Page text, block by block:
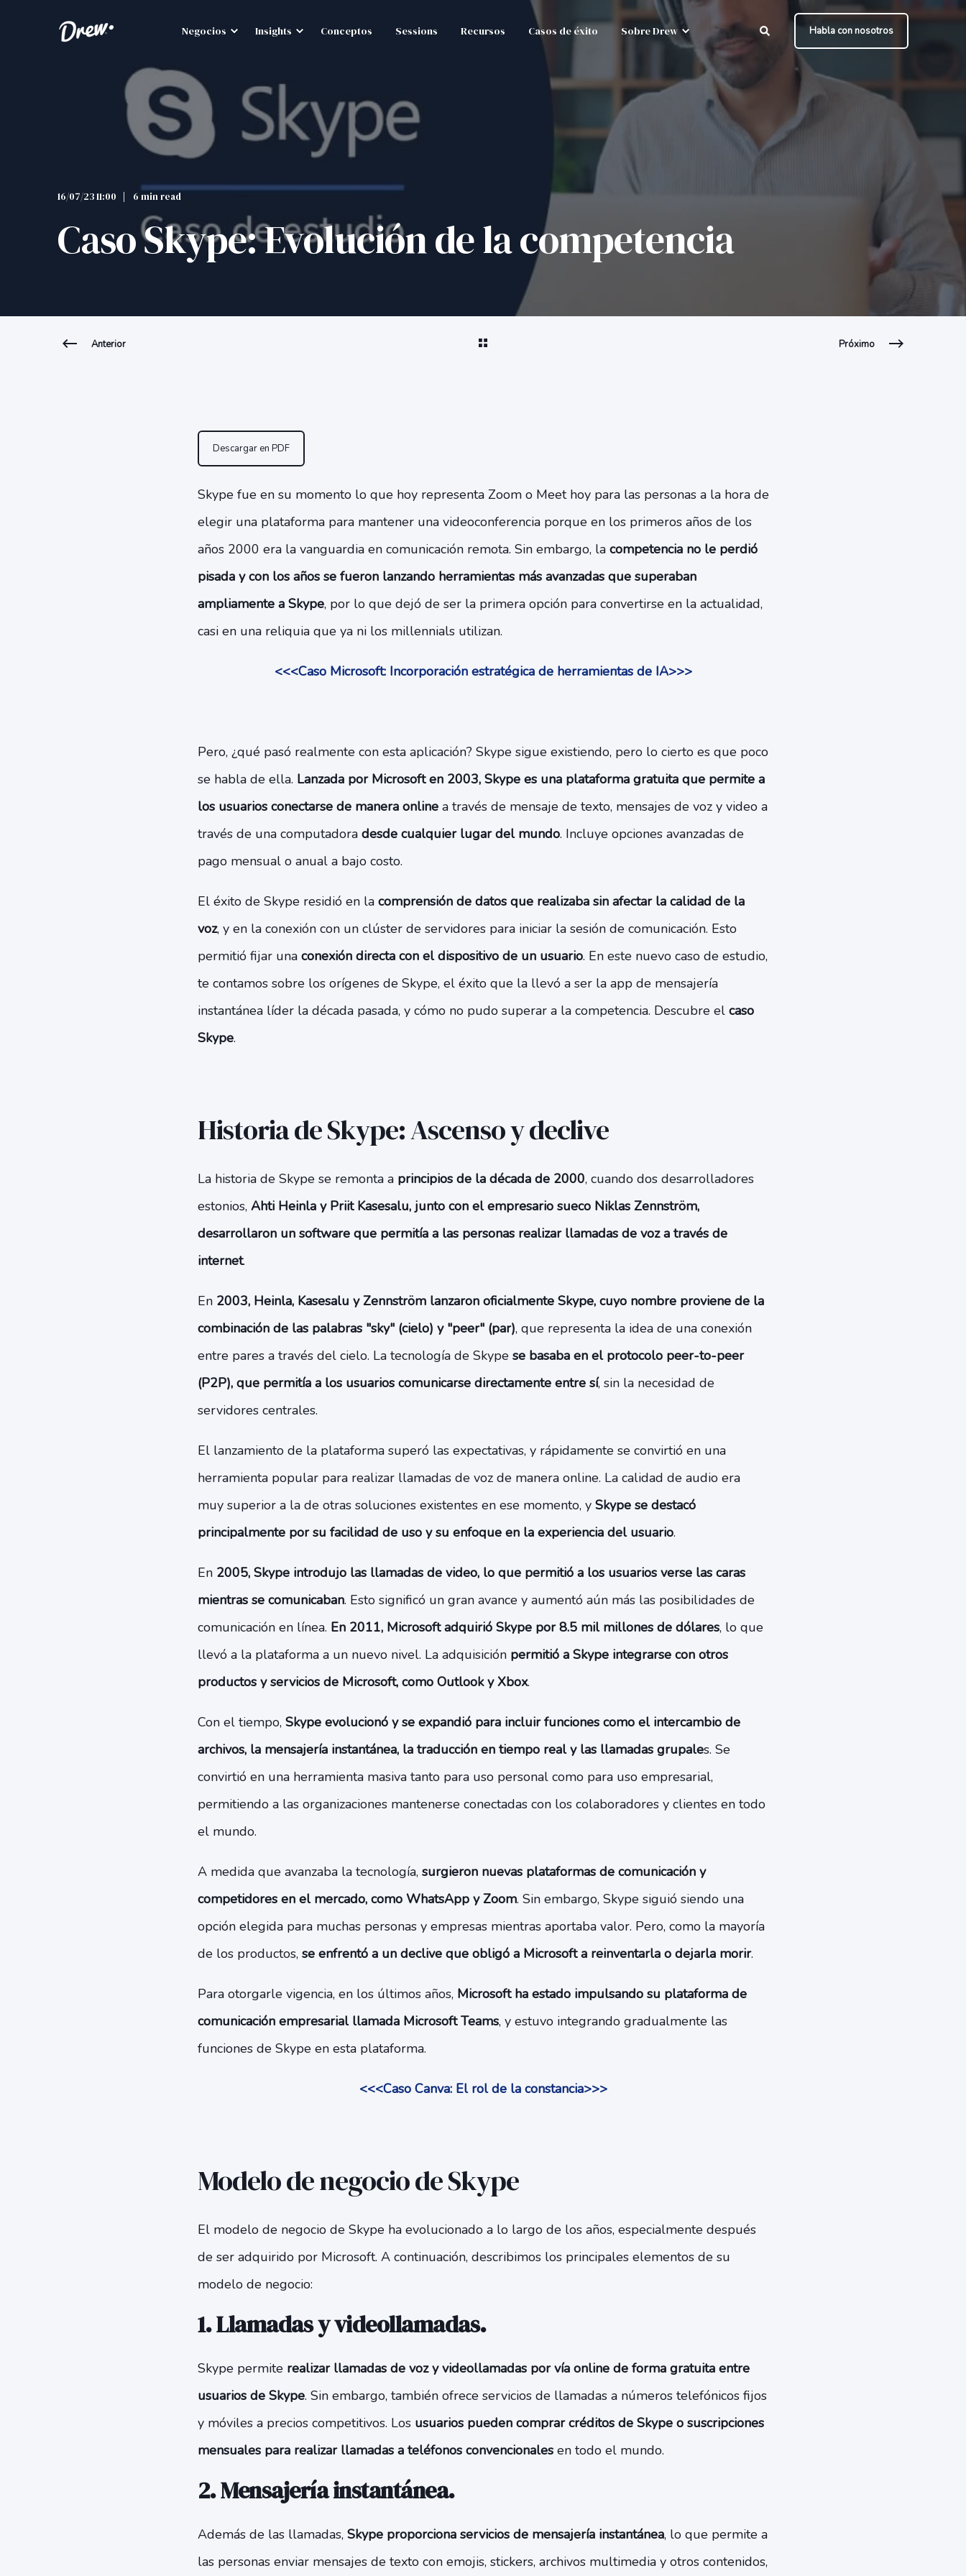
Negocios Insights Conceptos Sessions Recursos Casos de éxito Sobre Drew Habla con nosotros
16/07/23 11:00 6 min read
Caso Skype: Evolución de la competencia
Anterior Próximo
Descargar en PDF
Skype fue en su momento lo que hoy representa Zoom o Meet hoy para las personas a la hora de
elegir una plataforma para mantener una videoconferencia porque en los primeros años de los
años 2000 era la vanguardia en comunicación remota. Sin embargo, la competencia no le perdió
pisada y con los años se fueron lanzando herramientas más avanzadas que superaban
ampliamente a Skype, por lo que dejó de ser la primera opción para convertirse en la actualidad,
casi en una reliquia que ya ni los millennials utilizan.
<<<Caso Microsoft: Incorporación estratégica de herramientas de IA>>>
Pero, ¿qué pasó realmente con esta aplicación? Skype sigue existiendo, pero lo cierto es que poco
se habla de ella. Lanzada por Microsoft en 2003, Skype es una plataforma gratuita que permite a
los usuarios conectarse de manera online a través de mensaje de texto, mensajes de voz y video a
través de una computadora desde cualquier lugar del mundo. Incluye opciones avanzadas de
pago mensual o anual a bajo costo.
El éxito de Skype residió en la comprensión de datos que realizaba sin afectar la calidad de la
voz, y en la conexión con un clúster de servidores para iniciar la sesión de comunicación. Esto
permitió fijar unaconexión directa con el dispositivo de un usuario. En este nuevo caso de estudio,
te contamos sobre los orígenes de Skype, el éxito que la llevó a ser la app de mensajería
instantánea líder la década pasada, y cómo no pudo superar a la competencia. Descubre el caso
Skype.
Historia de Skype: Ascenso y declive
La historia de Skype se remonta aprincipios de la década de 2000, cuando dos desarrolladores
estonios,Ahti Heinla y Priit Kasesalu, junto con el empresario sueco Niklas Zennström,
desarrollaron un software que permitía a las personas realizar llamadas de voz a través de
internet.
En 2003, Heinla, Kasesalu y Zennström lanzaron oficialmente Skype, cuyo nombre proviene de la
combinación de las palabras "sky" (cielo) y "peer" (par), que representa la idea de una conexión
entre pares a través del cielo. La tecnología de Skype se basaba en el protocolo peer-to-peer
(P2P), que permitía a los usuarios comunicarse directamente entre sí, sin la necesidad de
servidores centrales.
El lanzamiento de la plataforma superó las expectativas, y rápidamente se convirtió en una
herramienta popular para realizar llamadas de voz de manera online. La calidad de audio era
muy superior a la de otras soluciones existentes en ese momento, ySkype se destacó
principalmente por su facilidad de uso y su enfoque en la experiencia del usuario.
En 2005, Skype introdujo las llamadas de video, lo que permitió a los usuarios verse las caras
mientras se comunicaban. Esto significó un gran avance y aumentó aún más las posibilidades de
comunicación en línea. En 2011, Microsoft adquirió Skype por 8.5 mil millones de dólares, lo que
llevó a la plataforma a un nuevo nivel. La adquisición permitió a Skype integrarse con otros
productos y servicios de Microsoft, como Outlook y Xbox.
Con el tiempo, Skype evolucionó y se expandió para incluir funciones como el intercambio de
archivos, la mensajería instantánea, la traducción en tiempo real y las llamadas grupales. Se
convirtió en una herramienta masiva tanto para uso personal como para uso empresarial,
permitiendo a las organizaciones mantenerse conectadas con los colaboradores y clientes en todo
el mundo.
A medida que avanzaba la tecnología, surgieron nuevas plataformas de comunicación y
competidores en el mercado, como WhatsApp y Zoom. Sin embargo, Skype siguió siendo una
opción elegida para muchas personas y empresas mientras aportaba valor. Pero, como la mayoría
de los productos, se enfrentó a un declive que obligó a Microsoft a reinventarla o dejarla morir.
Para otorgarle vigencia, en los últimos años, Microsoft ha estado impulsando su plataforma de
comunicación empresarial llamada Microsoft Teams, y estuvo integrando gradualmente las
funciones de Skype en esta plataforma.
<<<Caso Canva: El rol de la constancia>>>
Modelo de negocio de Skype
El modelo de negocio de Skype ha evolucionado a lo largo de los años, especialmente después
de ser adquirido por Microsoft. A continuación, describimos los principales elementos de su
modelo de negocio:
1. Llamadas y videollamadas.
Skype permite realizar llamadas de voz y videollamadas por vía online de forma gratuita entre
usuarios de Skype. Sin embargo, también ofrece servicios de llamadas a números telefónicos fijos
y móviles a precios competitivos. Los usuarios pueden comprar créditos de Skype o suscripciones
mensuales para realizar llamadas a teléfonos convencionalesen todo el mundo.
2. Mensajería instantánea.
Además de las llamadas, Skype proporciona servicios de mensajería instantánea, lo que permite a
las personas enviar mensajes de texto con emojis, stickers, archivos multimedia y otros contenidos,